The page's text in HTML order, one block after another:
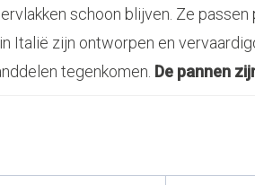
schoon blijven. Ze
Italië zijn ontworpen en
tegenkomen. De pannen